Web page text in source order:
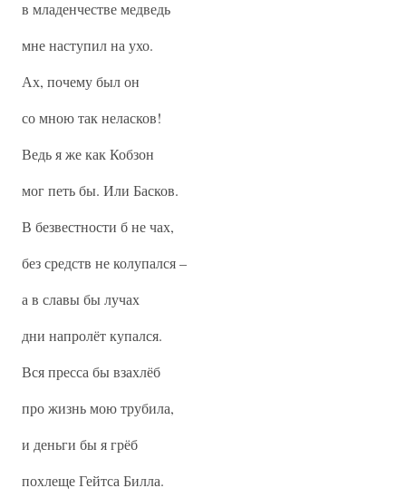
в младенчестве медведь
мне наступил на ухо.
Ах, почему был он
со мною так неласков!
Ведь я же как Кобзон
мог петь бы. Или Басков.
В безвестности б не чах,
без средств не колупался –
а в славы бы лучах
дни напролёт купался.
Вся пресса бы взахлёб
про жизнь мою трубила,
и деньги бы я грёб
похлеще Гейтса Билла.